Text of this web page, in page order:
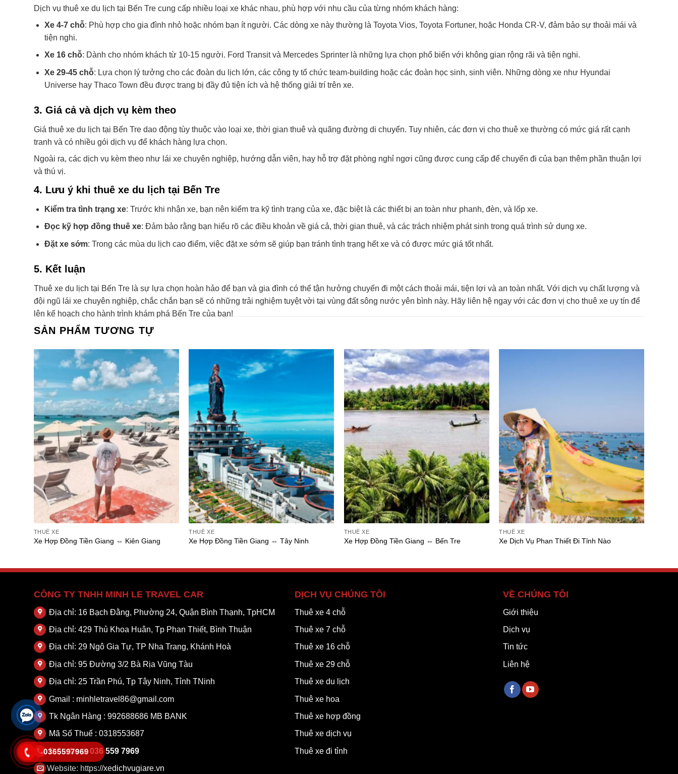
Dịch vụ thuê xe du lịch tại Bến Tre cung cấp nhiều loại xe khác nhau, phù hợp với nhu cầu của từng nhóm khách hàng:
Xe 4-7 chỗ: Phù hợp cho gia đình nhỏ hoặc nhóm bạn ít người. Các dòng xe này thường là Toyota Vios, Toyota Fortuner, hoặc Honda CR-V, đảm bảo sự thoải mái và
tiện nghi.
Xe 16 chỗ: Dành cho nhóm khách từ 10-15 người. Ford Transit và Mercedes Sprinter là những lựa chọn phổ biến với không gian rộng rãi và tiện nghi.
Xe 29-45 chỗ: Lựa chọn lý tưởng cho các đoàn du lịch lớn, các công ty tổ chức team-building hoặc các đoàn học sinh, sinh viên. Những dòng xe như Hyundai
Universe hay Thaco Town đều được trang bị đầy đủ tiện ích và hệ thống giải trí trên xe.
3. Giá cả và dịch vụ kèm theo
Giá thuê xe du lịch tại Bến Tre dao động tùy thuộc vào loại xe, thời gian thuê và quãng đường di chuyển. Tuy nhiên, các đơn vị cho thuê xe thường có mức giá rất cạnh
tranh và có nhiều gói dịch vụ để khách hàng lựa chọn.
Ngoài ra, các dịch vụ kèm theo như lái xe chuyên nghiệp, hướng dẫn viên, hay hỗ trợ đặt phòng nghỉ ngơi cũng được cung cấp để chuyến đi của bạn thêm phần thuận lợi
và thú vị.
4. Lưu ý khi thuê xe du lịch tại Bến Tre
Kiểm tra tình trạng xe: Trước khi nhận xe, bạn nên kiểm tra kỹ tình trạng của xe, đặc biệt là các thiết bị an toàn như phanh, đèn, và lốp xe.
Đọc kỹ hợp đồng thuê xe: Đảm bảo rằng bạn hiểu rõ các điều khoản về giá cả, thời gian thuê, và các trách nhiệm phát sinh trong quá trình sử dụng xe.
Đặt xe sớm: Trong các mùa du lịch cao điểm, việc đặt xe sớm sẽ giúp bạn tránh tình trạng hết xe và có được mức giá tốt nhất.
5. Kết luận
Thuê xe du lịch tại Bến Tre là sự lựa chọn hoàn hảo để bạn và gia đình có thể tận hưởng chuyến đi một cách thoải mái, tiện lợi và an toàn nhất. Với dịch vụ chất lượng và
đội ngũ lái xe chuyên nghiệp, chắc chắn bạn sẽ có những trải nghiệm tuyệt vời tại vùng đất sông nước yên bình này. Hãy liên hệ ngay với các đơn vị cho thuê xe uy tín để
lên kế hoạch cho hành trình khám phá Bến Tre của bạn!
SẢN PHẨM TƯƠNG TỰ
THUÊ XE
Xe Hợp Đồng Tiền Giang ⇔ Kiên Giang
THUÊ XE
Xe Hợp Đồng Tiền Giang ⇔ Tây Ninh
THUÊ XE
Xe Hợp Đồng Tiền Giang ⇔ Bến Tre
THUÊ XE
Xe Dịch Vụ Phan Thiết Đi Tỉnh Nào
CÔNG TY TNHH MINH LE TRAVEL CAR
Địa chỉ: 16 Bạch Đằng, Phường 24, Quận Bình Thạnh, TpHCM
Địa chỉ: 429 Thủ Khoa Huân, Tp Phan Thiết, Bình Thuận
Địa chỉ: 29 Ngô Gia Tự, TP Nha Trang, Khánh Hoà
Địa chỉ: 95 Đường 3/2 Bà Rịa Vũng Tàu
Địa chỉ: 25 Trần Phú, Tp Tây Ninh, Tỉnh TNinh
Gmail : minhletravel86@gmail.com
Tk Ngân Hàng : 992688686 MB BANK
Mã Số Thuế : 0318553687
Điện thoại: 036 559 7969
Website: https://xedichvugiare.vn
DỊCH VỤ CHÚNG TÔI
Thuê xe 4 chỗ
Thuê xe 7 chỗ
Thuê xe 16 chỗ
Thuê xe 29 chỗ
Thuê xe du lịch
Thuê xe hoa
Thuê xe hợp đồng
Thuê xe dịch vụ
Thuê xe đi tỉnh
VỀ CHÚNG TÔI
Giới thiệu
Dịch vụ
Tin tức
Liên hệ
0365597969